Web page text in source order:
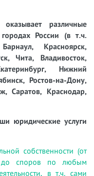
различные
России (в т.ч.
Красноярск,
Чита, Владивосток,
Нижний
Ростов-на-Дону,
Саратов, Краснодар,
юридические услуги
собственности (от
до споров по любым
в т.ч. сами